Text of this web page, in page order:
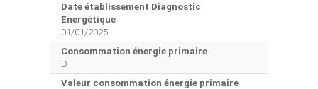
Date établissement Diagnostic
Energétique
01/01/2025
Consommation énergie primaire
D
Valeur consommation énergie primaire